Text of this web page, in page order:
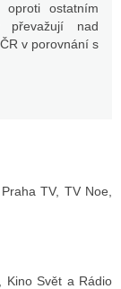
ostatním
převažují nad
v porovnání s
TV, TV Noe,
Kino Svět a Rádio